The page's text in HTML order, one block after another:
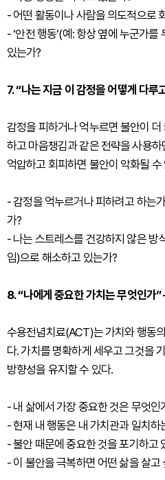
- 어떤 활동이나 사람을 의도적으로
- ‘안전 행동’(예: 항상 옆에 누군가
있는가?
7. “나는 지금 이 감정을 어떻게 다루
감정을 피하거나 억누르면 불안이
하고 마음챙김과 같은 전략을 사용
억압하고 회피하면 불안이 악화될 수
- 감정을 억누르거나 피하려고 하는
가?
- 나는 스트레스를 건강하지 않은 방
임)으로 해소하고 있는가?
8. “나에게 중요한 가치는 무엇인가”
수용전념치료(ACT)는 가치와 행동
다. 가치를 명확하게 세우고 그것을
방향성을 유지할 수 있다.
- 내 삶에서 가장 중요한 것은 무엇인
- 현재 내 행동은 내 가치관과 일치하
- 불안 때문에 중요한 것을 포기하고
- 이 불안을 극복하면 어떤 삶을 살고